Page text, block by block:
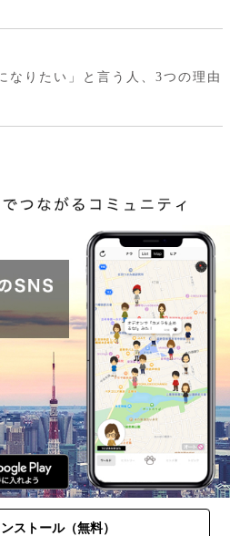
なりたい」と言う人、3つの理由
ストール（無料）